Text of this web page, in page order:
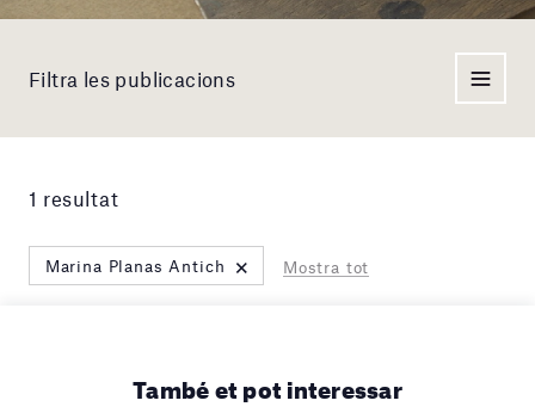
Filtra les publicacions
1 resultat
Marina Planas Antich × Mostra tot
També et pot interessar